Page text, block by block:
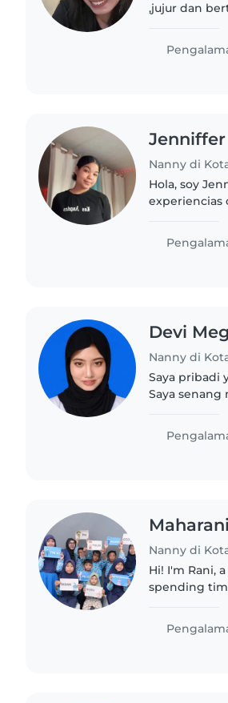
,jujur dan
Jenniffer
Nanny di
Hola, soy
experiencias
tengo 2
Devi
Nanny di
Saya pribadi
Saya
juga
Maharani
Nanny di
Hi! I'm Rani,
spending